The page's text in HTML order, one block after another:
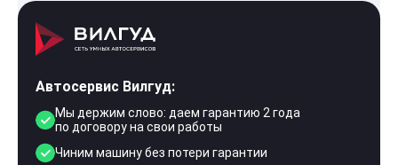
Автосервис Вилгуд:
Мы держим слово: даем гарантию 2 года
по договору на свои работы
Чиним машину без потери гарантии